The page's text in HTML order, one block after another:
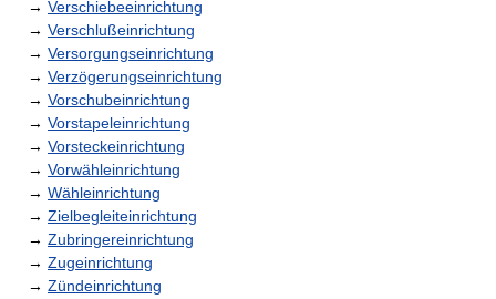
→ Verschiebeeinrichtung
→ Verschlußeinrichtung
→ Versorgungseinrichtung
→ Verzögerungseinrichtung
→ Vorschubeinrichtung
→ Vorstapeleinrichtung
→ Vorsteckeinrichtung
→ Vorwähleinrichtung
→ Wähleinrichtung
→ Zielbegleiteinrichtung
→ Zubringereinrichtung
→ Zugeinrichtung
→ Zündeinrichtung